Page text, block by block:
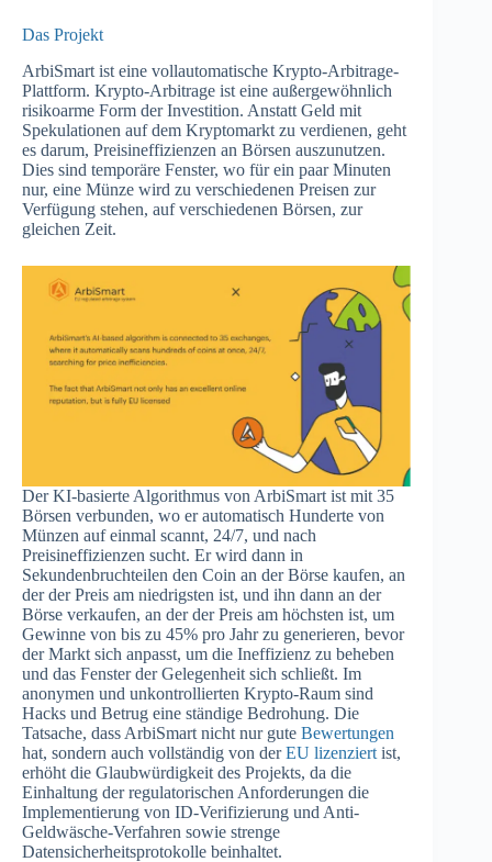
Das Projekt
ArbiSmart ist eine vollautomatische Krypto-Arbitrage-
Plattform. Krypto-Arbitrage ist eine außergewöhnlich
risikoarme Form der Investition. Anstatt Geld mit
Spekulationen auf dem Kryptomarkt zu verdienen, geht
es darum, Preisineffizienzen an Börsen auszunutzen.
Dies sind temporäre Fenster, wo für ein paar Minuten
nur, eine Münze wird zu verschiedenen Preisen zur
Verfügung stehen, auf verschiedenen Börsen, zur
gleichen Zeit.
Der KI-basierte Algorithmus von ArbiSmart ist mit 35
Börsen verbunden, wo er automatisch Hunderte von
Münzen auf einmal scannt, 24/7, und nach
Preisineffizienzen sucht. Er wird dann in
Sekundenbruchteilen den Coin an der Börse kaufen, an
der der Preis am niedrigsten ist, und ihn dann an der
Börse verkaufen, an der der Preis am höchsten ist, um
Gewinne von bis zu 45% pro Jahr zu generieren, bevor
der Markt sich anpasst, um die Ineffizienz zu beheben
und das Fenster der Gelegenheit sich schließt. Im
anonymen und unkontrollierten Krypto-Raum sind
Hacks und Betrug eine ständige Bedrohung. Die
Tatsache, dass ArbiSmart nicht nur gute Bewertungen
hat, sondern auch vollständig von derEU lizenziert ist,
erhöht die Glaubwürdigkeit des Projekts, da die
Einhaltung der regulatorischen Anforderungen die
Implementierung von ID-Verifizierung und Anti-
Geldwäsche-Verfahren sowie strenge
Datensicherheitsprotokolle beinhaltet.